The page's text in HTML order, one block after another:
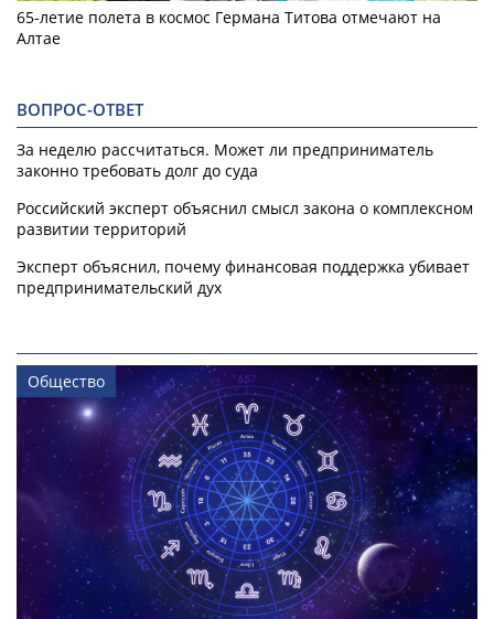
65-летие полета в космос Германа Титова отмечают на
Алтае
ВОПРОС-ОТВЕТ
За неделю рассчитаться. Может ли предприниматель
законно требовать долг до суда
Российский эксперт объяснил смысл закона о комплексном
развитии территорий
Эксперт объяснил, почему финансовая поддержка убивает
предпринимательский дух
Общество